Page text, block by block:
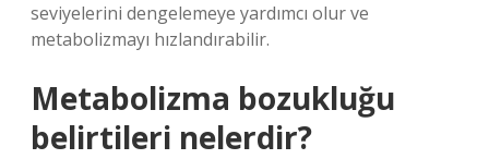
seviyelerini dengelemeye yardımcı olur ve
metabolizmayı hızlandırabilir.
Metabolizma bozukluğu
belirtileri nelerdir?